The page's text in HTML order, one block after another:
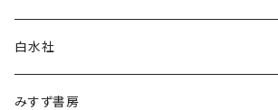
言語・ことば
白水社
みすず書房